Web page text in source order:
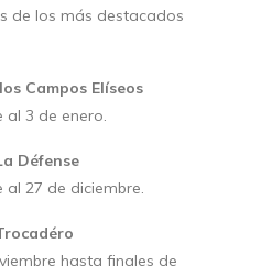
de los más destacados
Campos Elíseos
al 3 de enero.
Défense
al 27 de diciembre.
hasta finales de